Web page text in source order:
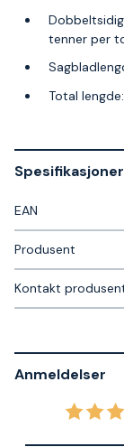
tenner per
Total
Spesifikasjoner
EAN
Produsent
Kontakt
Anmeldelser